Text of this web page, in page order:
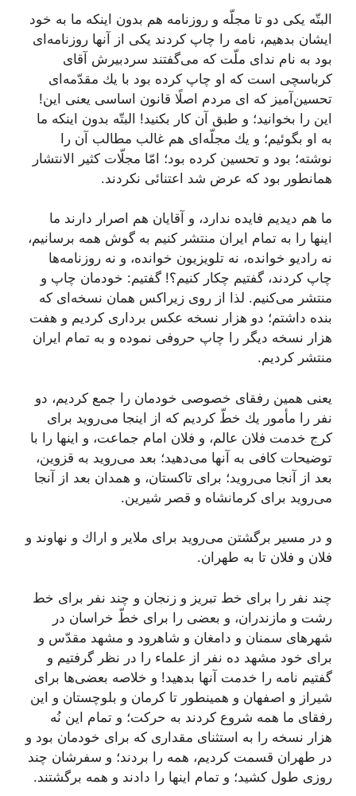
البتّه یكى دو تا مجلّه و روزنامه هم بدون اینكه ما به خود
ایشان بدهیم، نامه را چاپ كردند یكى از آنها روزنامه‌اى
بود به نام نداى ملّت كه مى‌گفتند سردبیرش آقاى
كرباسچى است كه او چاپ كرده بود با یك مقدّمه‌اى
تحسین‌آمیز كه اى مردم اصلًا قانون اساسى یعنى این!
این را بخوانید؛ و طبق آن كار بكنید! البتّه بدون اینكه ما
به او بگوئیم؛ و یك مجلّه‌اى هم غالب مطالب آن را
نوشته؛ بود و تحسین كرده بود؛ امّا مجلّات كثیر الانتشار
همانطور بود كه عرض شد اعتنائى نكردند.
ما هم دیدیم فایده ندارد، و آقایان هم اصرار دارند ما
اینها را به تمام ایران منتشر كنیم به گوش همه برسانیم،
نه رادیو خوانده، نه تلویزیون خوانده، و نه روزنامه‌ها
چاپ كردند، گفتیم چكار كنیم؟! گفتیم: خودمان چاپ و
منتشر مى‌كنیم. لذا از روى زیراكس همان نسخه‌اى كه
بنده داشتم؛ دو هزار نسخه عكس بردارى كردیم و هفت
هزار نسخه دیگر را چاپ حروفى نموده و به تمام ایران
منتشر كردیم.
یعنى همین رفقاى خصوصى خودمان را جمع كردیم، دو
نفر را مأمور یك خطّ كردیم كه از اینجا مى‌روید براى
كرج خدمت فلان عالم، و فلان امام جماعت، و اینها را با
توضیحات كافى به آنها مى‌دهید؛ بعد مى‌روید به قزوین،
بعد از آنجا مى‌روید؛ براى تاكستان، و همدان بعد از آنجا
مى‌روید براى كرمانشاه و قصر شیرین.
و در مسیر برگشتن مى‌روید براى ملایر و اراك و نهاوند و
فلان و فلان تا به طهران.
چند نفر را براى خط تبریز و زنجان و چند نفر براى خط
رشت و مازندران، و بعضى را براى خطّ خراسان در
شهرهاى سمنان و دامغان و شاهرود و مشهد مقدّس و
براى خود مشهد ده نفر از علماء را در نظر گرفتیم و
گفتیم نامه را خدمت آنها بدهید! و خلاصه بعضى‌ها براى
شیراز و اصفهان و همینطور تا كرمان و بلوچستان و این
رفقاى ما همه شروع كردند به حركت؛ و تمام این نُه
هزار نسخه را به استثناى مقدارى كه براى خودمان بود و
در طهران قسمت كردیم، همه را بردند؛ و سفرشان چند
روزى طول كشید؛ و تمام اینها را دادند و همه برگشتند.